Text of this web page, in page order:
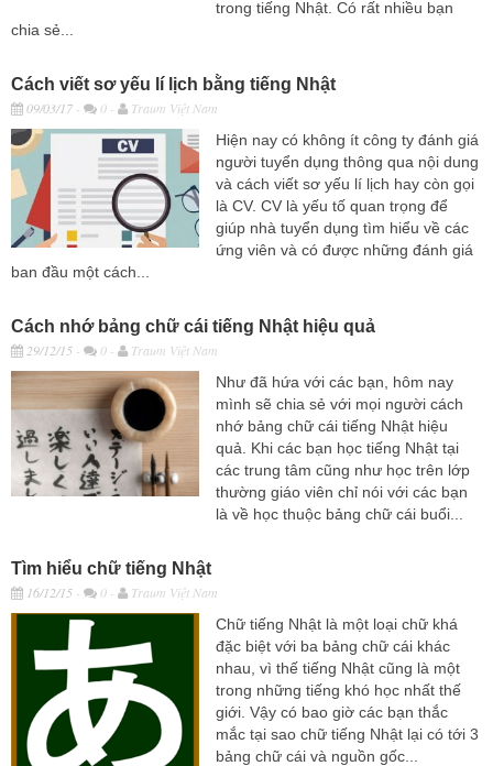
trong tiếng Nhật. Có rất nhiều bạn
chia sẻ...
Cách viết sơ yếu lí lịch bằng tiếng Nhật
09/03/17 - 0 -
Traum Việt Nam
Hiện nay có không ít công ty đánh giá
người tuyển dụng thông qua nội dung
và cách viết sơ yếu lí lịch hay còn gọi
là CV. CV là yếu tố quan trọng để
giúp nhà tuyển dụng tìm hiểu về các
ứng viên và có được những đánh giá
ban đầu một cách...
Cách nhớ bảng chữ cái tiếng Nhật hiệu quả
29/12/15 - 0 -
Traum Việt Nam
Như đã hứa với các bạn, hôm nay
mình sẽ chia sẻ với mọi người cách
nhớ bảng chữ cái tiếng Nhật hiệu
quả. Khi các bạn học tiếng Nhật tại
các trung tâm cũng như học trên lớp
thường giáo viên chỉ nói với các bạn
là về học thuộc bảng chữ cái buổi...
Tìm hiểu chữ tiếng Nhật
16/12/15 - 0 -
Traum Việt Nam
Chữ tiếng Nhật là một loại chữ khá
đặc biệt với ba bảng chữ cái khác
nhau, vì thế tiếng Nhật cũng là một
trong những tiếng khó học nhất thế
giới. Vậy có bao giờ các bạn thắc
mắc tại sao chữ tiếng Nhật lại có tới 3
bảng chữ cái và nguồn gốc...